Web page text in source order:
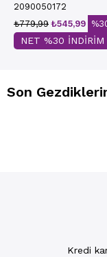
2090050172
₺545,99
₺779,99
NET %30 İNDİRİM
Son
Kredi